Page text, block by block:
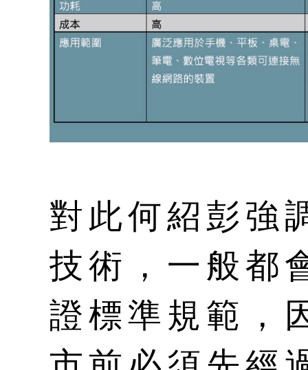
對此何紹彭強
技術，一般都
證標準規範，